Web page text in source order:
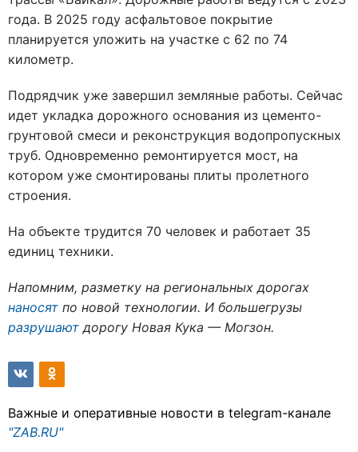
года. В 2025 году асфальтовое покрытие
планируется уложить на участке с 62 по 74
километр.
Подрядчик уже завершил земляные работы. Сейчас
идет укладка дорожного основания из цементо-
грунтовой смеси и реконструкция водопропускных
труб. Одновременно ремонтируется мост, на
котором уже смонтированы плиты пролетного
строения.
На объекте трудится 70 человек и работает 35
единиц техники.
Напомним, разметку на региональных дорогах
наносят по новой технологии. И большегрузы
разрушают дорогу Новая Кука — Могзон.
Важные и оперативные новости в telegram-канале
"ZAB.RU"